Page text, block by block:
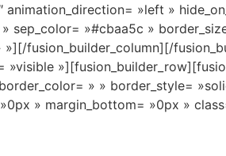
»left »
sep_color= »#cbaa5c »
fusion_builder_column][/
» » border_style=
» margin_bottom= »0px »